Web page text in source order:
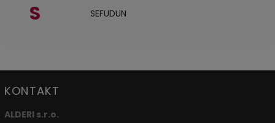
S SEFUDUN
KONTAKT
ALDERI s.r.o.